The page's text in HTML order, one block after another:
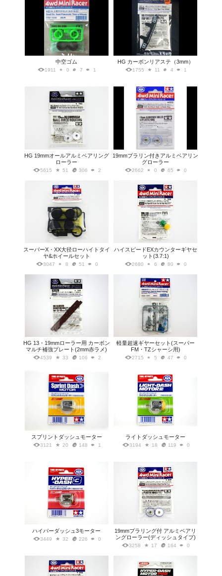
中空ゴム
1911 0 7 1
HG カーボンリアステ（3mm）
1755 11 4 1
HG 19mmオールアルミベアリング
ローラー
5615 51 306 2
19mmプラリン付きアルミベアリン
グローラー
2662 0 65 0
スーパーX・XX大径ローハイトタイ
ヤ&ホイールセット
3047 8 51 0
ハイスピードEXカウンターギヤセ
ット(3.7:1)
2680 6 80 0
HG 13・19mmローラー用 カーボン
マルチ補強プレート(2mm赤ラメ)
4539 33 106 2
軽量超速ギヤーセット(スーパー
FM・TZシャーシ用)
2715 5 47 0
スプリントダッシュモーター
3121 20 148 1
ライトダッシュモーター
3194 18 119 0
ハイパーダッシュ3モーター
3449 32 226 0
19mmプラリング付 アルミベアリ
ングローラー(ディッシュタイプ)
3258 17 164 0